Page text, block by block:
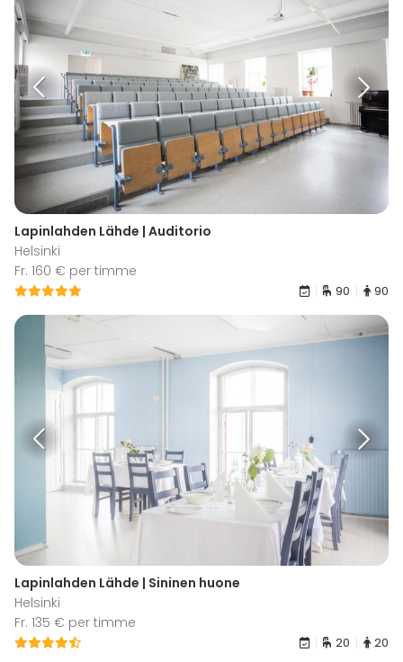
Lapinlahden Lähde | Auditorio
Helsinki
Fr. 160 € per timme
90 90
Lapinlahden Lähde | Sininen huone
Helsinki
Fr. 135 € per timme
20 20